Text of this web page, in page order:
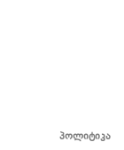
პოლიტიკა